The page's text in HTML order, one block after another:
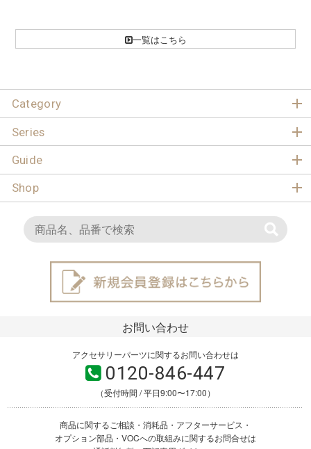
一覧はこちら
Category
Series
Guide
Shop
お問い合わせ
アクセサリーパーツに関するお問い合わせは
0120-846-447
（受付時間 / 平日9:00〜17:00）
商品に関するご相談・消耗品・アフターサービス・
オプション部品・VOCへの取組みに関するお問合せは